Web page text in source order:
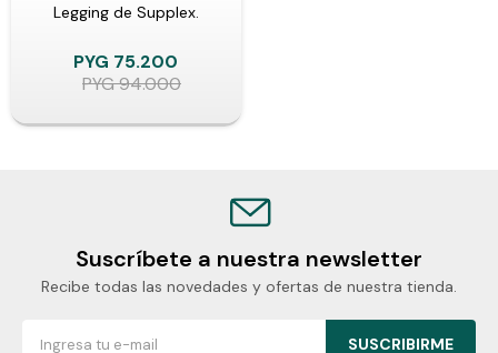
Legging de Supplex.
PYG 75.200
PYG94.000
Suscríbete a nuestra newsletter
Recibe todas las novedades y ofertas de nuestra tienda.
SUSCRIBIRME